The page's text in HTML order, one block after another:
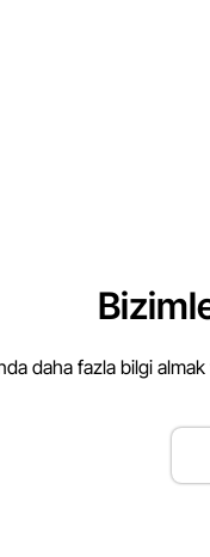
daha fazla bilgi